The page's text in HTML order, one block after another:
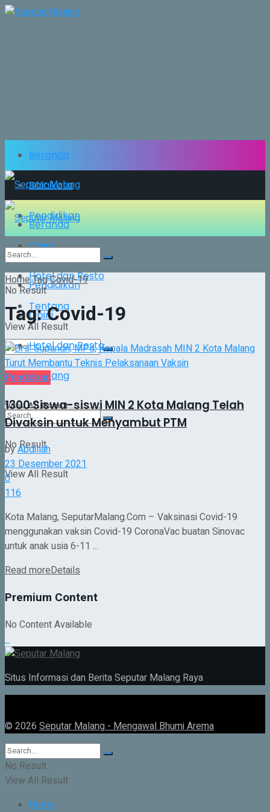
Beranda
Balaikota
Pendidikan
Opini
Hotel dan Resto
Tentang
No Result
View All Result
Beranda
Balaikota
Pendidikan
Opini
Hotel dan Resto
Tentang
No Result
View All Result
No Result
View All Result
HomeTagCovid-19
Tag:Covid-19
Pendidikan
1300 Siswa-siswi MIN 2 Kota Malang Telah
Divaksin untuk Menyambut PTM
byAbdillah
23 Desember 2021
0
116
Kota Malang, SeputarMalang.Com – Vaksinasi Covid-19
menggunakan vaksin Covid-19 CoronaVac buatan Sinovac
untuk anak usia 6-11 ...
Read moreDetails
Premium Content
No Content Available
Situs Informasi dan Berita Seputar Malang Raya
© 2026 Seputar Malang - Mengawal Bhumi Arema
No Result
View All Result
Home